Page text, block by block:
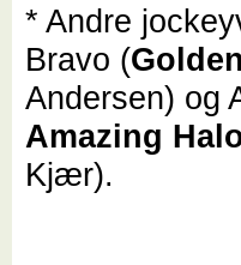
* Andre
Bravo (
Andersen) og
Amazing
Kjær).